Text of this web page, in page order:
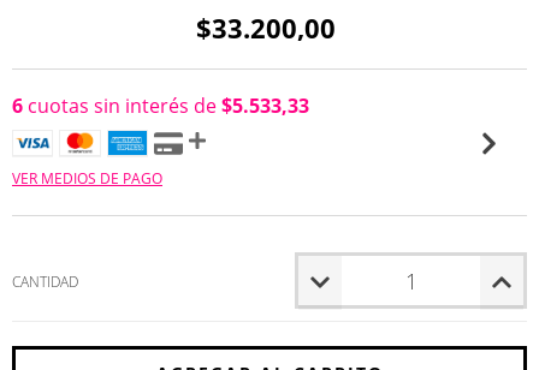
$33.200,00
6 cuotas sin interés de$5.533,33
VER MEDIOS DE PAGO
CANTIDAD